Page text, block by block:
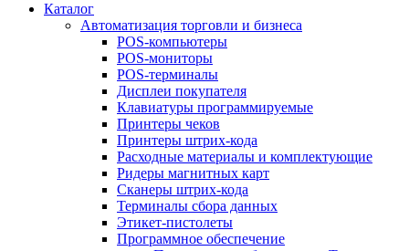
Каталог
Автоматизация торговли и бизнеса
POS-компьютеры
POS-мониторы
POS-терминалы
Дисплеи покупателя
Клавиатуры программируемые
Принтеры чеков
Принтеры штрих-кода
Расходные материалы и комплектующие
Ридеры магнитных карт
Сканеры штрих-кода
Терминалы сбора данных
Этикет-пистолеты
Программное обеспечение